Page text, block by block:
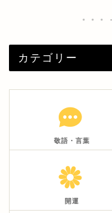
カテゴリー
敬語・言葉
開運